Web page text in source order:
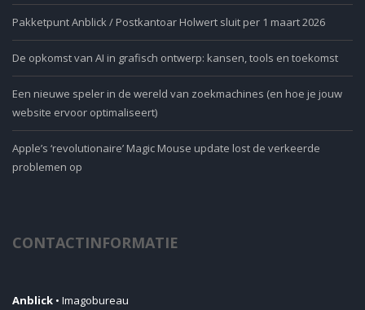
Pakketpunt Anblick / Postkantoar Holwert sluit per 1 maart 2026
De opkomst van AI in grafisch ontwerp: kansen, tools en toekomst
Een nieuwe speler in de wereld van zoekmachines (en hoe je jouw
website ervoor optimaliseert)
Apple’s ‘revolutionaire’ Magic Mouse update lost de verkeerde
problemen op
CONTACTINFORMATIE
Anblick • Imagobureau